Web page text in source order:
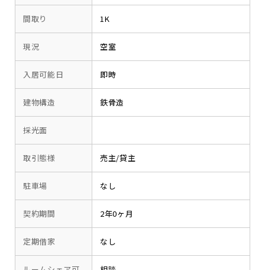
間取り 1K
現況 空室
入居可能日 即時
建物構造 鉄骨造
採光面
取引態様 売主/貸主
駐車場 なし
契約期間 2年0ヶ月
定期借家 なし